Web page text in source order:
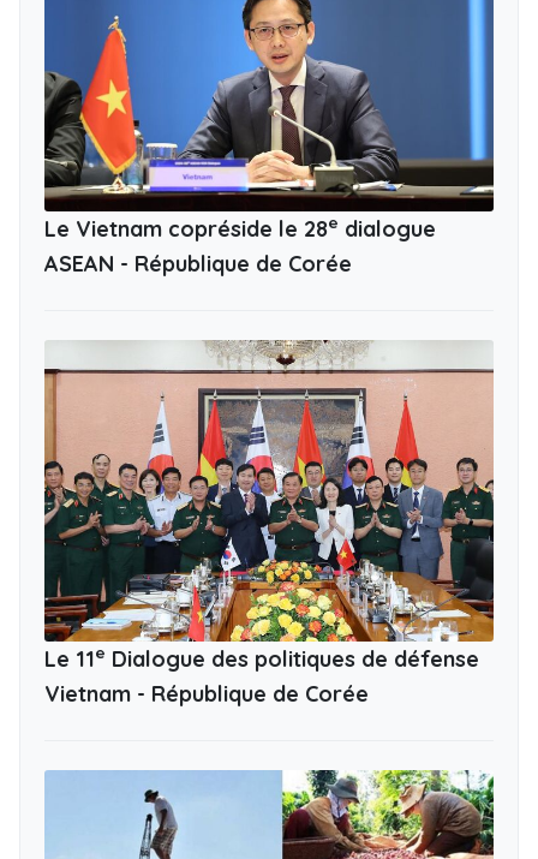
Le Vietnam copréside le 28e dialogue
ASEAN - République de Corée
Le 11e Dialogue des politiques de défense
Vietnam - République de Corée